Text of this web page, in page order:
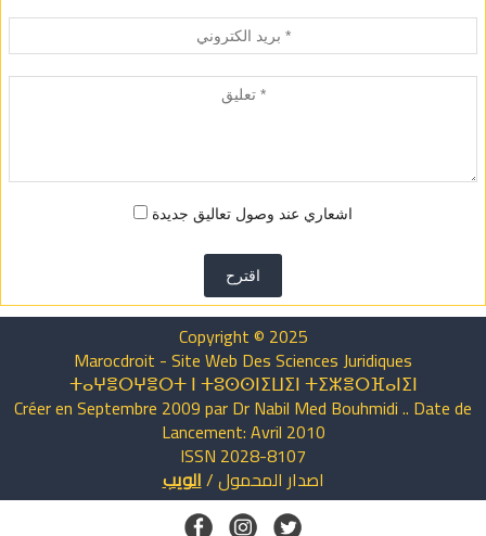
اشعاري عند وصول تعاليق جديدة
اقترح
Copyright © 2025
Marocdroit - Site Web Des Sciences Juridiques
ⵜⴰⵖⴻⵔⵖⴻⵔⵜ ⵏ ⵜⵓⵙⵙⵏⵉⵡⵉⵏ ⵜⵉⵣⴻⵔⴼⴰⵏⵉⵏ
Créer en Septembre 2009 par Dr Nabil Med Bouhmidi .. Date de
Lancement: Avril 2010
ISSN 2028-8107
اصدار المحمول/الويب